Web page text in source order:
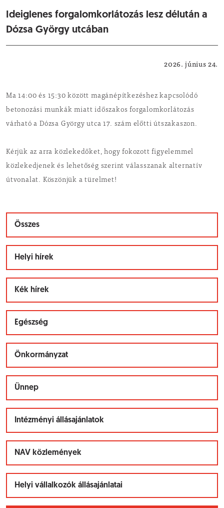
Ideiglenes forgalomkorlátozás lesz délután a
Dózsa György utcában
2026. június 24.
Ma 14:00 és 15:30 között magánépítkezéshez kapcsolódó
betonozási munkák miatt időszakos forgalomkorlátozás
várható a Dózsa György utca 17. szám előtti útszakaszon.
Kérjük az arra közlekedőket, hogy fokozott figyelemmel
közlekedjenek és lehetőség szerint válasszanak alternatív
útvonalat. Köszönjük a türelmet!
Összes
Helyi hírek
Kék hírek
Egészség
Önkormányzat
Ünnep
Intézményi állásajánlatok
NAV közlemények
Helyi vállalkozók állásajánlatai